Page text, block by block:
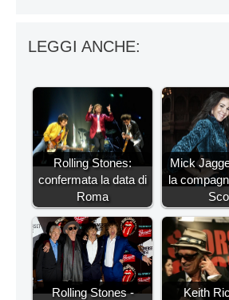
LEGGI ANCHE:
Rolling Stones:
confermata la data di
Roma
Mick
la
Rolling Stones -
Keith